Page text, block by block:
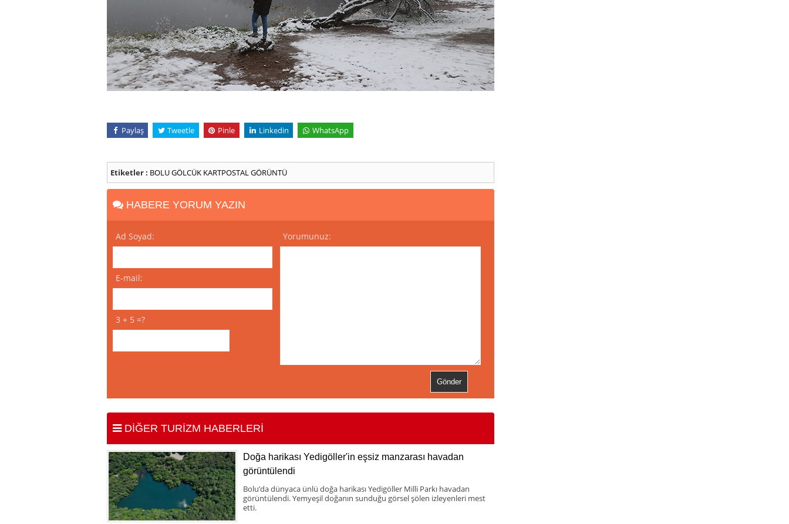
Paylaş Tweetle Pinle Linkedin WhatsApp
Etiketler : BOLUGÖLCÜK KARTPOSTALGÖRÜNTÜ
HABERE YORUM YAZIN
Ad Soyad:
E-mail:
3 + 5 =?
Yorumunuz:
DİĞER TURİZM HABERLERİ
Doğa harikası Yedigöller'in eşsiz manzarası havadan
görüntülendi
Bolu’da dünyaca ünlü doğa harikası Yedigöller Milli Parkı havadan
görüntülendi. Yemyeşil doğanın sunduğu görsel şölen izleyenleri mest
etti.